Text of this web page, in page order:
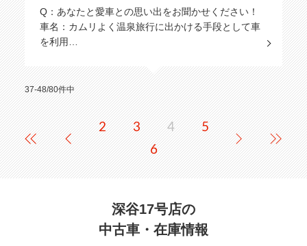
Q：あなたと愛車との思い出をお聞かせください！
車名：カムリよく温泉旅行に出かける手段として車
を利用…
37-48/80件中
2 3 4
5
6
深谷17号店の
中古車・在庫情報